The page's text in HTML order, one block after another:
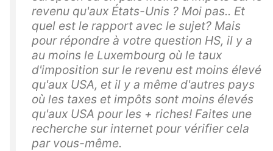
revenu qu'aux États-Unis ? Moi pas.. Et
quel est le rapport avec le sujet? Mais
pour répondre à votre question HS, il y a
au moins le Luxembourg où le taux
d'imposition sur le revenu est moins élevé
qu'aux USA, et il y a même d'autres pays
où les taxes et impôts sont moins élevés
qu'aux USA pour les + riches! Faites une
recherche sur internet pour vérifier cela
par vous-même.